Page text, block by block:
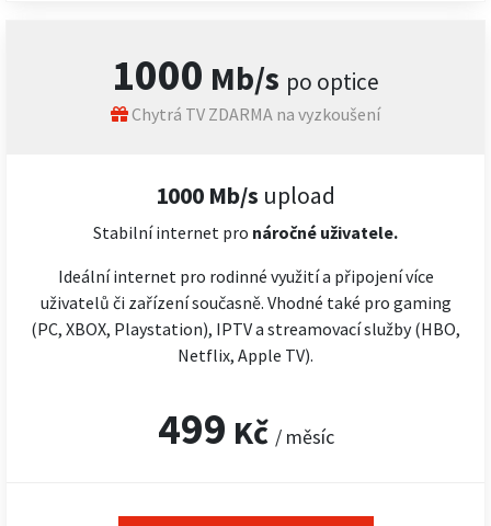
1000 Mb/s po optice
Chytrá TV ZDARMA na vyzkoušení
1000 Mb/s upload
Stabilní internet pro náročné uživatele.
Ideální internet pro rodinné využití a připojení více
uživatelů či zařízení současně. Vhodné také pro gaming
(PC, XBOX, Playstation), IPTV a streamovací služby (HBO,
Netflix, Apple TV).
499 Kč / měsíc